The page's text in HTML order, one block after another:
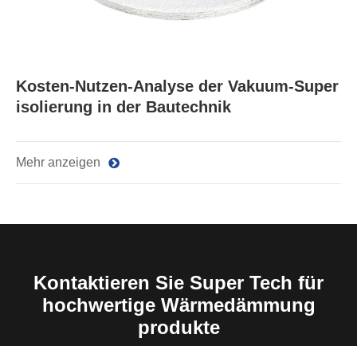
Kosten-Nutzen-Analyse der Vakuum-Super
isolierung in der Bautechnik
Mehr anzeigen
Kontaktieren Sie Super Tech für
hochwertige Wärmedämmung
produkte